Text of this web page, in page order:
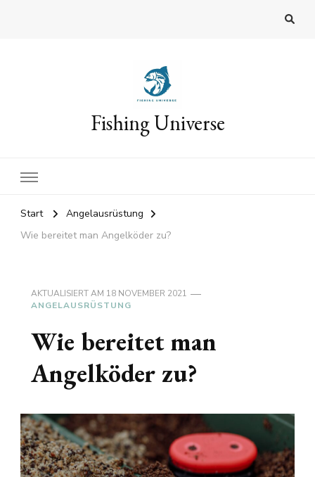
Fishing Universe
Start
Angelausrüstung
Wie bereitet man Angelköder zu?
AKTUALISIERT AM 18 NOVEMBER 2021
ANGELAUSRÜSTUNG
Wie bereitet man
Angelköder zu?